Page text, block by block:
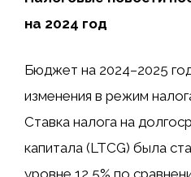
на 2024 год
Бюджет на 2024–2025
изменения в режим
Ставка налога на
капитала (LTCG) была